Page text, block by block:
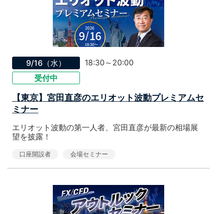
9/16（水）
18:30～20:00
受付中
【東京】宮田直彦のエリオット波動プレミアムセ
ミナー
エリオット波動の第一人者、宮田直彦が最新の相場展
望を披露！
口座開設者 会場セミナー